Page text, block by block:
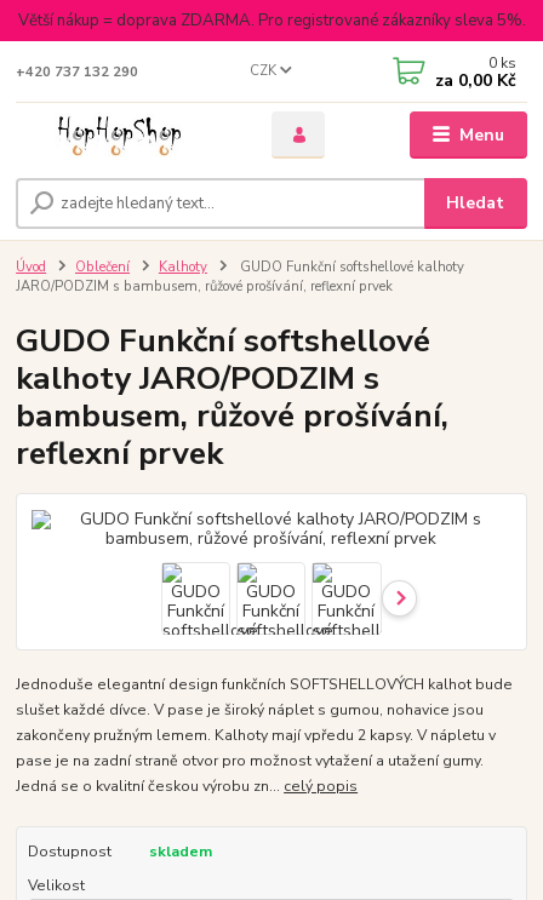
Větší nákup = doprava ZDARMA. Pro registrované zákazníky sleva 5%.
Menu
CZK
Hledat
+420 737 132 290 0 ks
za 0,00 Kč
Úvod Oblečení Kalhoty
GUDO Funkční softshellové kalhoty
JARO/PODZIM s bambusem, růžové prošívání, reflexní prvek
GUDO Funkční softshellové
kalhoty JARO/PODZIM s
bambusem, růžové prošívání,
reflexní prvek
Jednoduše elegantní design funkčních SOFTSHELLOVÝCH kalhot bude
slušet každé dívce. V pase je široký náplet s gumou, nohavice jsou
zakončeny pružným lemem. Kalhoty mají vpředu 2 kapsy. V nápletu v
pase je na zadní straně otvor pro možnost vytažení a utažení gumy.
Jedná se o kvalitní českou výrobu zn... celý popis
Dostupnost
skladem
Velikost